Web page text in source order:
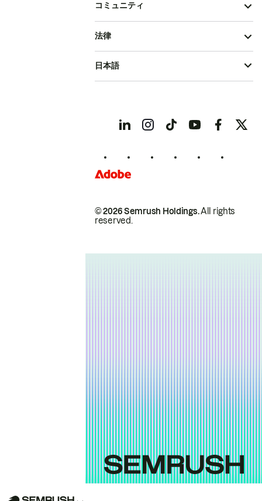
コミュニティ
© 2026 Semrush Holdings.All rights
reserved.
法律
日本語